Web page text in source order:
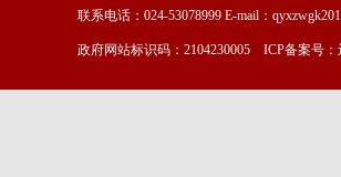
联系电话：024-53078999 E-mail：
政府网站标识码：2104230005 ICP备案号：